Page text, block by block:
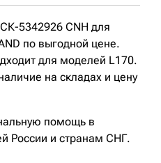
5342926 CNH для
по выгодной цене.
для моделей L170.
на складах и цену
помощь в
России и странам СНГ.